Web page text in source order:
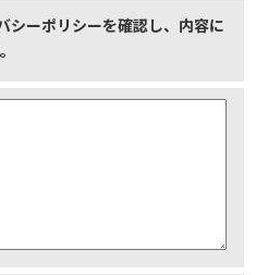
シーポリシーを確認し、内容に